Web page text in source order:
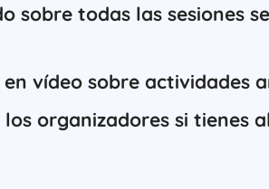
sobre todas las sesiones
vídeo sobre actividades
organizadores si tienes